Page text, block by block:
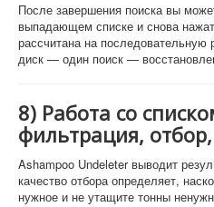
После завершения поиска вы
выпадающем списке и снова
рассчитана на последовательную
диск — один поиск —
8) Работа со
фильтрация,
Ashampoo Undeleter выводит
качество отбора определяет,
нужное и не утащите тонны